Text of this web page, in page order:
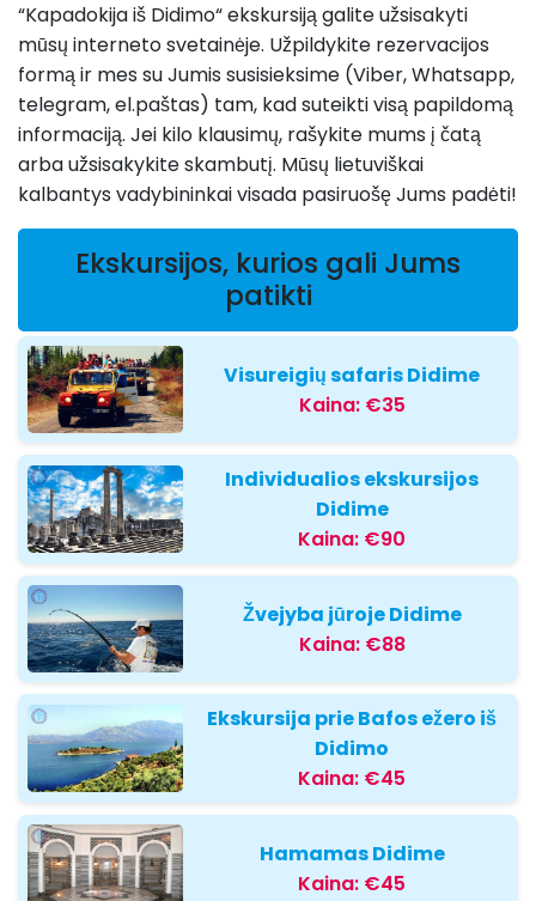
“Kapadokija iš Didimo“ ekskursiją galite užsisakyti
mūsų interneto svetainėje. Užpildykite rezervacijos
formą ir mes su Jumis susisieksime (Viber, Whatsapp,
telegram, el.paštas) tam, kad suteikti visą papildomą
informaciją. Jei kilo klausimų, rašykite mums į čatą
arba užsisakykite skambutį. Mūsų lietuviškai
kalbantys vadybininkai visada pasiruošę Jums padėti!
Ekskursijos, kurios gali Jums
patikti
Visureigių safaris Didime
Kaina: €35
Individualios ekskursijos
Didime
Kaina: €90
Žvejyba jūroje Didime
Kaina: €88
Ekskursija prie Bafos ežero iš
Didimo
Kaina: €45
Hamamas Didime
Kaina: €45